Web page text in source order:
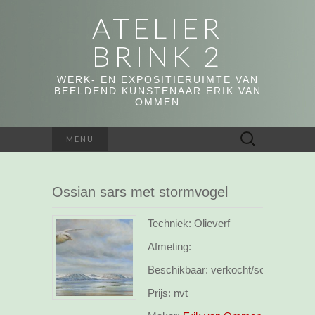
ATELIER
BRINK 2
WERK- EN EXPOSITIERUIMTE VAN
BEELDEND KUNSTENAAR ERIK VAN
OMMEN
MENU
Zoeken
naar:
Ossian sars met stormvogel
Techniek: Olieverf
Afmeting:
Beschikbaar: verkocht/sold
Prijs: nvt